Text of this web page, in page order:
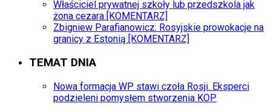
Właściciel prywatnej szkoły lub przedszkola jak
żona cezara [KOMENTARZ]
Zbigniew Parafianowicz: Rosyjskie prowokacje na
granicy z Estonią [KOMENTARZ]
TEMAT DNIA
Nowa formacja WP stawi czoła Rosji. Eksperci
podzieleni pomysłem stworzenia KOP